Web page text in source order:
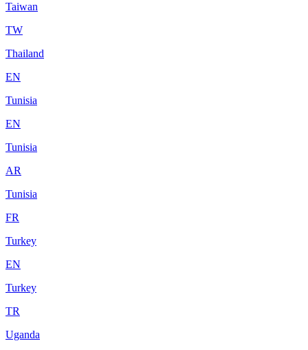
Taiwan
TW
Thailand
EN
Tunisia
EN
Tunisia
AR
Tunisia
FR
Turkey
EN
Turkey
TR
Uganda